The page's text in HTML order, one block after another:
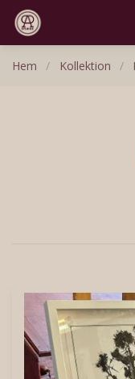
Hem / Kollektion /